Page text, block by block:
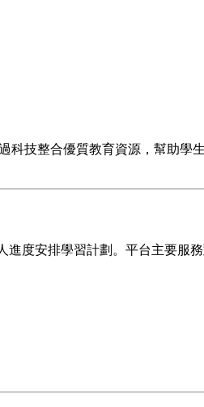
科技整合優質教育資源，幫助學
度安排學習計劃。平台主要服